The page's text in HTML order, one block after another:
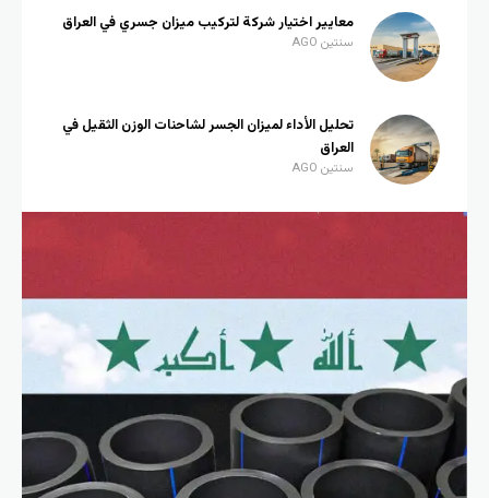
معايير اختيار شركة لتركيب ميزان جسري في العراق
سنتين AGO
تحليل الأداء لميزان الجسر لشاحنات الوزن الثقيل في
العراق
سنتين AGO